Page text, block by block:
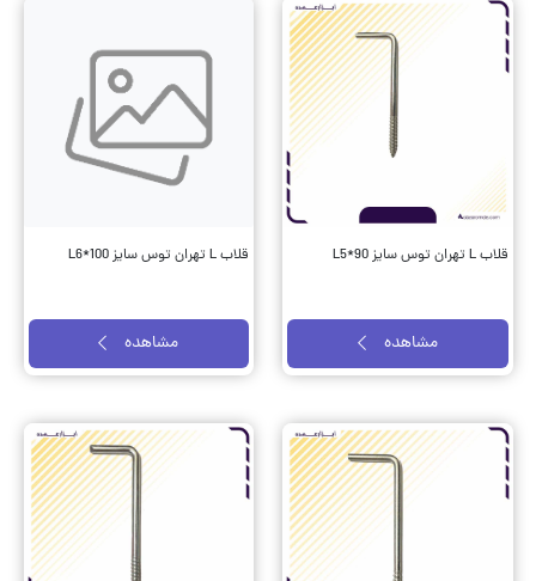
قلاب L تهران توس سایز L5*90
مشاهده
قلاب L تهران توس سایز L6*100
مشاهده